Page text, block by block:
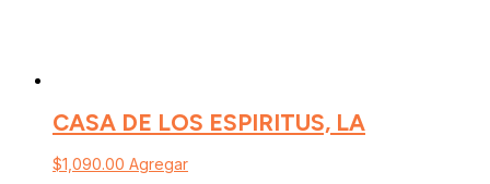
CASA DE LOS ESPIRITUS, LA
$1,090.00 Agregar